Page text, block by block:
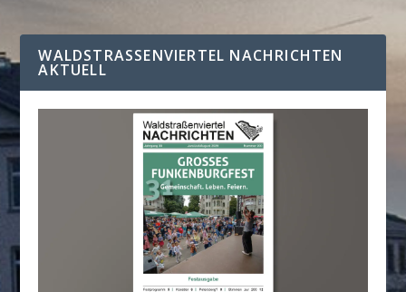
WALDSTRASSENVIERTEL NACHRICHTEN A
KTUELL